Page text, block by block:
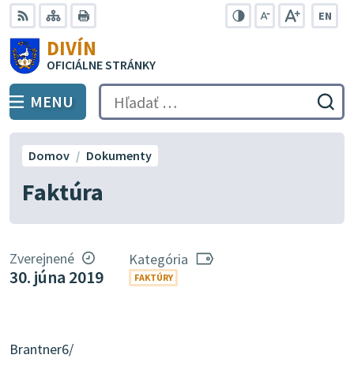
Preskočiť
na
obsah
RSS Mapa
EN
DIVÍN
OFICIÁLNE STRÁNKY
PREPNÚŤ
MENU Hľadať:
Faktúra
Domov Dokumenty
Zverejnené
30. júna 2019
Kategória
FAKTÚRY
Brantner6/